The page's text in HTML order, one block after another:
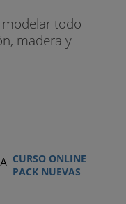
todo
madera y
CURSO ONLINE
PACK NUEVAS